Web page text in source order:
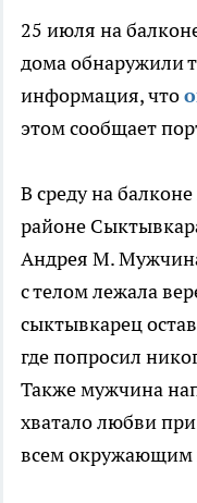
25 июля на
дома обнаружили
информация, что
этом сообщает
В среду на
районе
Андрея М.
с телом лежала
сыктывкарец
где попросил
Также мужчина
хватало любви
всем окружающим